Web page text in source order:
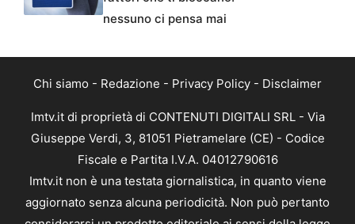
nessuno ci pensa mai
Chi siamo - Redazione - Privacy Policy - Disclaimer
Imtv.it di proprietà di CONTENUTI DIGITALI SRL - Via
Giuseppe Verdi, 3, 81051 Pietramelare (CE) - Codice
Fiscale e Partita I.V.A. 04012790616
Imtv.it non è una testata giornalistica, in quanto viene
aggiornato senza alcuna periodicità. Non può pertanto